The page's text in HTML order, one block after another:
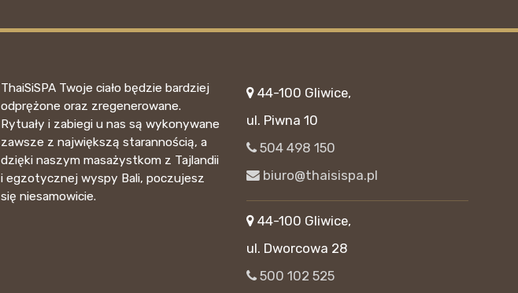
ThaiSiSPA Twoje ciało będzie bardziej
odprężone oraz zregenerowane.
Rytuały i zabiegi u nas są wykonywane
zawsze z największą starannością, a
dzięki naszym masażystkom z Tajlandii
i egzotycznej wyspy Bali, poczujesz
się niesamowicie.
44-100 Gliwice,
ul. Piwna 10
504 498 150
biuro@thaisispa.pl
44-100 Gliwice,
ul. Dworcowa 28
500 102 525